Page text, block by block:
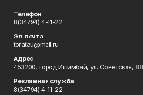
Телефон
8(34794) 4-11-22
Эл. почта
toratau@mail.ru
Адрес
453200, город Ишимбай, ул. Советская, 88
Рекламная служба
8(34794) 4-11-22